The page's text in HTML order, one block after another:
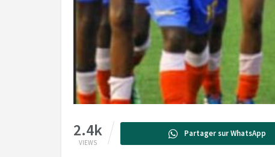
2.4k
VIEWS
Partager sur WhatsApp